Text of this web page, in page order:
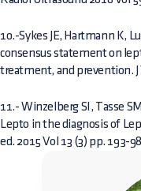
10.-Sykes JE, Hartmann K,
consensus statement on
treatment, and prevention. J
11.- Winzelberg SI, Tasse
Lepto in the diagnosis of
ed. 2015 Vol 13 (3) pp. 193-